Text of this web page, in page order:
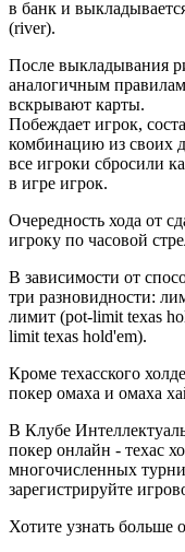
в банк и
(river).
После выкладывания
аналогичным
вскрывают карты.
Побеждает игрок,
комбинацию из своих
все игроки сбросили
в игре игрок.
Очередность хода от
игроку по часовой
В зависимости от
три разновидности:
лимит (pot-limit texas
limit texas hold'em).
Кроме техасского
покер омаха и омаха
В Клубе
покер онлайн - техас
многочисленных
зарегистрируйте
Хотите узнать больше